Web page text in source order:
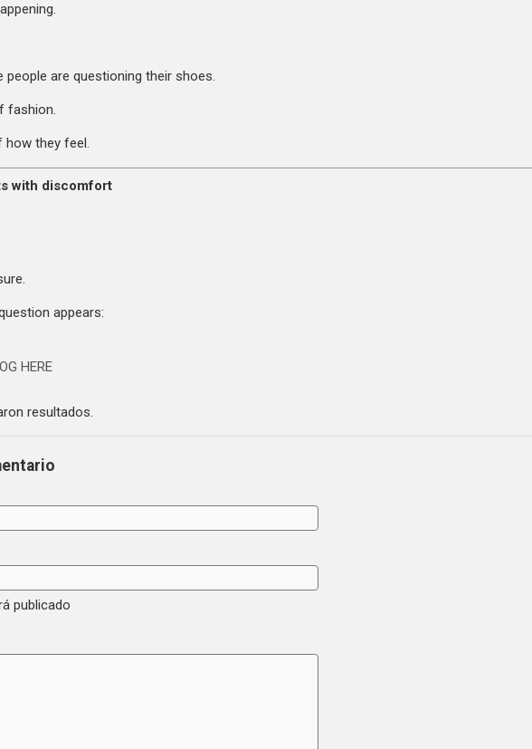
people are questioning their shoes.
fashion.
how they feel.
with discomfort
appears:
HERE
resultados.
publicado